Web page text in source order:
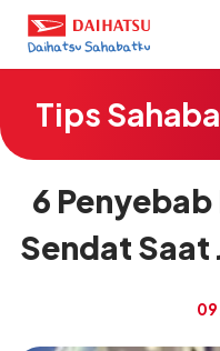
Tips
6
Sendat Saat